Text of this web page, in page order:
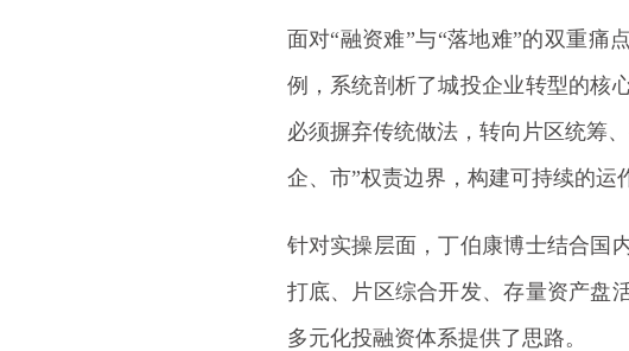
面对“融资难”与“落地难”的双重痛
例，系统剖析了城投企业转型的核
必须摒弃传统做法，转向片区统筹
企、市”权责边界，构建可持续的运
针对实操层面，丁伯康博士结合国
打底、片区综合开发、存量资产盘
多元化投融资体系提供了思路。